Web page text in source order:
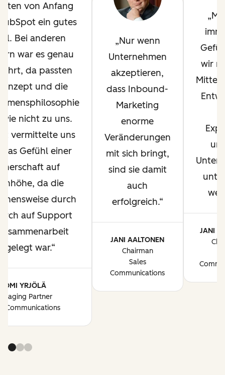
von Anfang
ein gutes
Bei anderen
war es genau
da passten
und die
nicht zu uns.
vermittelte uns
Gefühl einer
auf
da die
durch
auf Support
war.
TOMI YRJÖLÄ
Partner
Communications
Nur wenn
Unternehmen
akzeptieren,
dass Inbound-
Marketing
enorme
Veränderungen
mit sich bringt,
sind sie damit
auch
erfolgreich.
JANI AALTONEN
Chairman
Sales
Communications
wir
JANI